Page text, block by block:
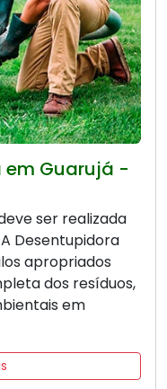
em Guarujá -
ser realizada
Desentupidora
apropriados
dos resíduos,
em